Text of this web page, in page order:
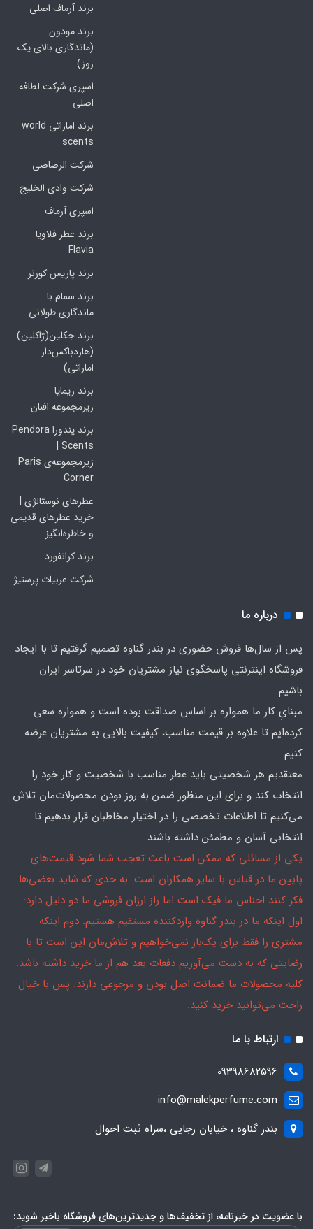
برند آرماف اصلی
برند مودون
(ماندگاری بالای یک
روز)
اسپری شرکت لطافه
اصلی
برند اماراتی world
scents
شرکت الرصاصی
شرکت وادی الخلیج
اسپری آرماف
برند عطر فلاویا
Flavia
برند پاریس کورنر
برند سمام با
ماندگاری طولانی
برند جکلین(ژاکلین)
(هاردباکس‌دار
اماراتی)
برند زیمایا
زیرمجموعه افنان
برند پندورا Pendora
Scents |
زیرمجموعه‌ی Paris
Corner
عطرهای نوستالژی |
خرید عطرهای قدیمی
و خاطره‌انگیز
برند کرانفورد
شرکت عربیات پرستیژ
درباره ما
پس از سال‌ها فروش حضوری در بندر گناوه تصمیم گرفتیم تا با ایجاد
فروشگاه اینترنتی پاسخگوی نیاز مشتریان خود در سرتاسر ایران
باشیم.
مبنایِ کار ما همواره بر اساس صداقت بوده است و همواره سعی
کرده‌ایم تا علاوه بر قیمت مناسب، کیفیت بالایی به مشتریان عرضه
کنیم.
معتقدیم هر شخصیتی باید عطر مناسب با شخصیت و کار خود را
انتخاب کند و برای این منظور ضمن به روز بودن محصولات‌مان تلاش
می‌کنیم تا اطلاعات تخصصی را در اختیار مخاطبان قرار بدهیم تا
انتخابی آسان و مطمئن داشته باشند.
یکی از مسائلی که ممکن است باعث تعجب شما شود قیمت‌های
پایین ما در قیاس با سایر همکاران است. به حدی که شاید بعضی‌ها
فکر کنند اجناس ما فیک است اما راز ارزان فروشی ما دو دلیل دارد:
اول اینکه ما در بندر گناوه واردکننده مستقیم هستیم. دوم اینکه
مشتری را فقط برای یک‌بار نمی‌خواهیم و تلاش‌مان این است تا با
رضایتی که به دست می‌آوریم دفعات بعد هم از ما خرید داشته باشد.
کلیه محصولات ما ضمانت اصل بودن و مرجوعی دارند. پس با خیال
راحت می‌توانید خرید کنید.
ارتباط با ما
09398682596
info@malekperfume.com
بندر گناوه ، خیابان رجایی ،سراه ثبت احوال
با عضویت در خبرنامه، از تخفیف‌ها و جدیدترین‌های فروشگاه باخبر شوید: